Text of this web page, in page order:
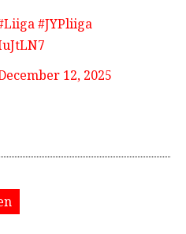
#JYPliiga
12, 2025